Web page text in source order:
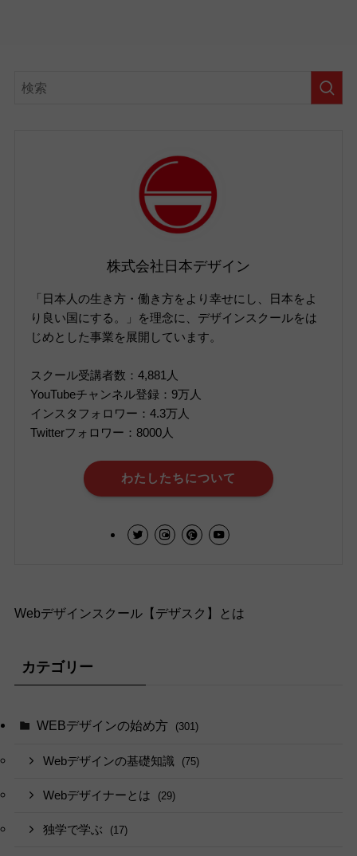
株式会社日本デザイン
「日本人の生き方・働き方をより幸せにし、日本をよ
り良い国にする。」を理念に、デザインスクールをは
じめとした事業を展開しています。
スクール受講者数：4,881人
YouTubeチャンネル登録：9万人
インスタフォロワー：4.3万人
Twitterフォロワー：8000人
わたしたちについて
Webデザインスクール【デザスク】とは
カテゴリー
WEBデザインの始め方 (301)
Webデザインの基礎知識 (75)
Webデザイナーとは (29)
独学で学ぶ (17)